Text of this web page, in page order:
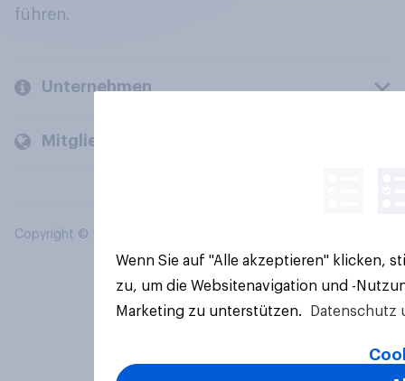
führen.
Unternehmen
Mitglieder und Kunden
Copyright © 2026 YouGov PLC. Alle Rechte vorbehalten.
Wenn Sie auf "Alle akzeptieren" klicken,
zu, um die Websitenavigation und -
Marketing zu unterstützen.
Datenschutz